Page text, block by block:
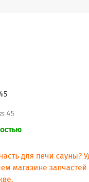
45
Combi KV50SE(A)
для печи сауны?
магазине